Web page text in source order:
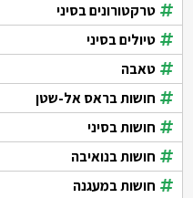
טרקטורונים בסיני
טיולים בסיני
טאבה
חושות בראס אל-שטן
חושות בסיני
חושות בנואיבה
חושות במעגנה